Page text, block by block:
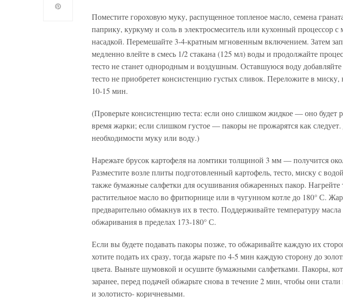
Поместите гороховую муку, распущенное топленое масло, семена
паприку, куркуму и соль в электросмеситель или кухонный процессор с
насадкой. Перемешайте 3-4-кратным мгновенным включением. Затем
медленно влейте в смесь 1/2 стакана (125 мл) воды и продолжайте
тесто не станет однородным и воздушным. Оставшуюся воду
тесто не приобретет консистенцию густых сливок. Переложите в миску,
10-15 мин.
(Проверьте консистенцию теста: если оно слишком жидкое — оно будет
время жарки; если слишком густое — пакоры не прожарятся как следует.
необходимости муку или воду.)
Нарежьте брусок картофеля на ломтики толщиной 3 мм — получится
Разместите возле плиты подготовленный картофель, тесто, миску с
также бумажные салфетки для осушивания обжаренных пакор. Нагрейте
растительное масло во фритюрнице или в чугунном котле до 180° С.
предварительно обмакнув их в тесто. Поддерживайте температуру
обжаривания в пределах 173-180° С.
Если вы будете подавать пакоры позже, то обжаривайте каждую их
хотите подать их сразу, тогда жарьте по 4-5 мин каждую сторону до
цвета. Выньте шумовкой и осушите бумажными салфетками. Пакоры,
заранее, перед подачей обжарьте снова в течение 2 мин, чтобы они
и золотисто- коричневыми.